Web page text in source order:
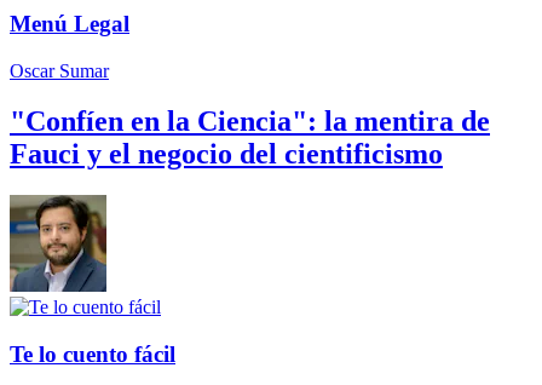
Menú Legal
Oscar Sumar
"Confíen en la Ciencia": la mentira de
Fauci y el negocio del cientificismo
Te lo cuento fácil